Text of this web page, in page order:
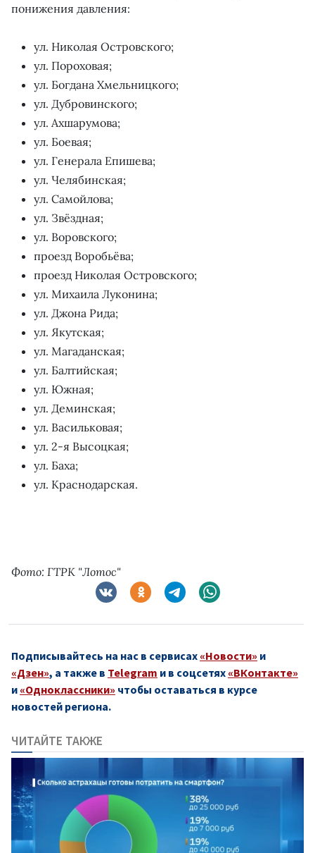
понижения давления:
ул. Николая Островского;
ул. Пороховая;
ул. Богдана Хмельницкого;
ул. Дубровинского;
ул. Ахшарумова;
ул. Боевая;
ул. Генерала Епишева;
ул. Челябинская;
ул. Самойлова;
ул. Звёздная;
ул. Воровского;
проезд Воробьёва;
проезд Николая Островского;
ул. Михаила Луконина;
ул. Джона Рида;
ул. Якутская;
ул. Магаданская;
ул. Балтийская;
ул. Южная;
ул. Деминская;
ул. Васильковая;
ул. 2-я Высоцкая;
ул. Баха;
ул. Краснодарская.
Фото: ГТРК "Лотос"
Подписывайтесь на нас в сервисах «Новости» и
«Дзен», а также в Telegram и в соцсетях «ВКонтакте»
и «Одноклассники» чтобы оставаться в курсе
новостей региона.
ЧИТАЙТЕ ТАКЖЕ